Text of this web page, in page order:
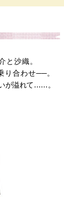
と沙織。
り合わせ──。
が溢れて……。